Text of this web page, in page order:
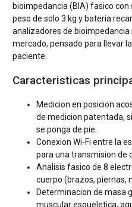
bioimpedancia (BIA) fasico
peso de solo 3 kg y bateria
analizadores de
mercado, pensado para llevar
paciente.
Caracteristicas
Medicion en posicion
de medicion patentada,
se ponga de pie.
Conexion Wi-Fi entre la
para una transmision de
Analisis fasico de 8
cuerpo (brazos, piernas,
Determinacion de masa
muscular esqueletica,